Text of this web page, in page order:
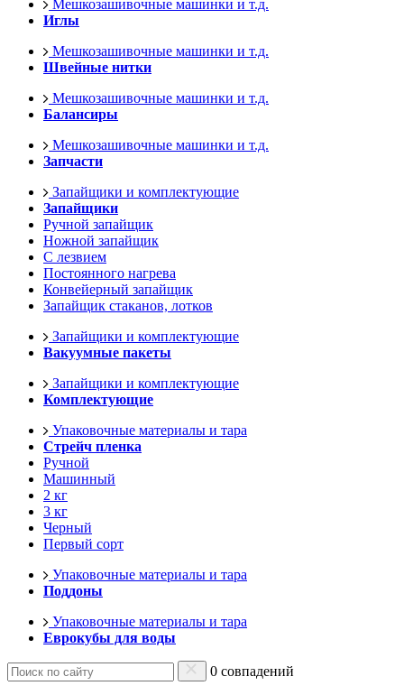
Мешкозашивочные машинки и т.д.
Иглы
Мешкозашивочные машинки и т.д.
Швейные нитки
Мешкозашивочные машинки и т.д.
Балансиры
Мешкозашивочные машинки и т.д.
Запчасти
Запайщики и комплектующие
Запайщики
Ручной запайщик
Ножной запайщик
С лезвием
Постоянного нагрева
Конвейерный запайщик
Запайщик стаканов, лотков
Запайщики и комплектующие
Вакуумные пакеты
Запайщики и комплектующие
Комплектующие
Упаковочные материалы и тара
Стрейч пленка
Ручной
Машинный
2 кг
3 кг
Черный
Первый сорт
Упаковочные материалы и тара
Поддоны
Упаковочные материалы и тара
Еврокубы для воды
0 совпадений